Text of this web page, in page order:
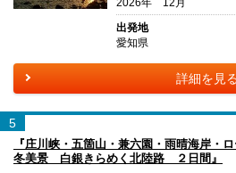
出発地
愛知県
詳細を見
5
『庄川峡・五箇山・兼六園・雨晴海岸・
冬美景 白銀きらめく北陸路 ２日間』